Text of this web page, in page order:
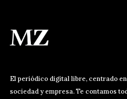
El periódico digital libre, centrado
sociedad y empresa. Te contamos